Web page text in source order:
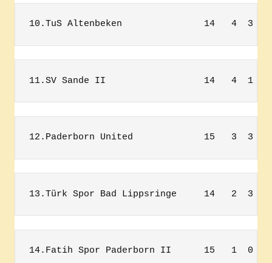
10.TuS Altenbeken               14   4  3
11.SV Sande II                  14   4  1
12.Paderborn United             15   3  3
13.Türk Spor Bad Lippsringe     14   2  3
14.Fatih Spor Paderborn II      15   1  0 14